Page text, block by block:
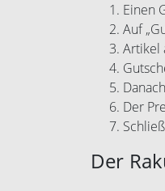
Einen
Auf
Artikel
Der
Der